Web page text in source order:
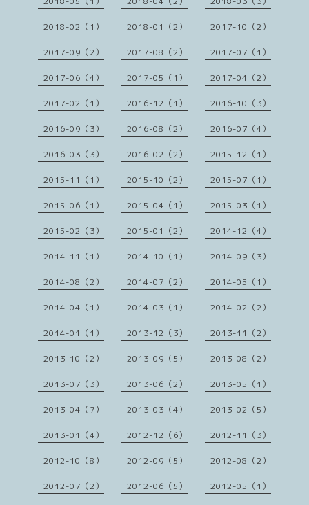
2018-02（1） 2018-01（2） 2017-10（2）
2017-09（2） 2017-08（2） 2017-07（1）
2017-06（4） 2017-05（1） 2017-04（2）
2017-02（1） 2016-12（1） 2016-10（3）
2016-09（3） 2016-08（2） 2016-07（4）
2016-03（3） 2016-02（2） 2015-12（1）
2015-11（1） 2015-10（2） 2015-07（1）
2015-06（1） 2015-04（1） 2015-03（1）
2015-02（3） 2015-01（2） 2014-12（4）
2014-11（1） 2014-10（1） 2014-09（3）
2014-08（2） 2014-07（2） 2014-05（1）
2014-04（1） 2014-03（1） 2014-02（2）
2014-01（1） 2013-12（3） 2013-11（2）
2013-10（2） 2013-09（5） 2013-08（2）
2013-07（3） 2013-06（2） 2013-05（1）
2013-04（7） 2013-03（4） 2013-02（5）
2013-01（4） 2012-12（6） 2012-11（3）
2012-10（8） 2012-09（5） 2012-08（2）
2012-07（2） 2012-06（5） 2012-05（1）